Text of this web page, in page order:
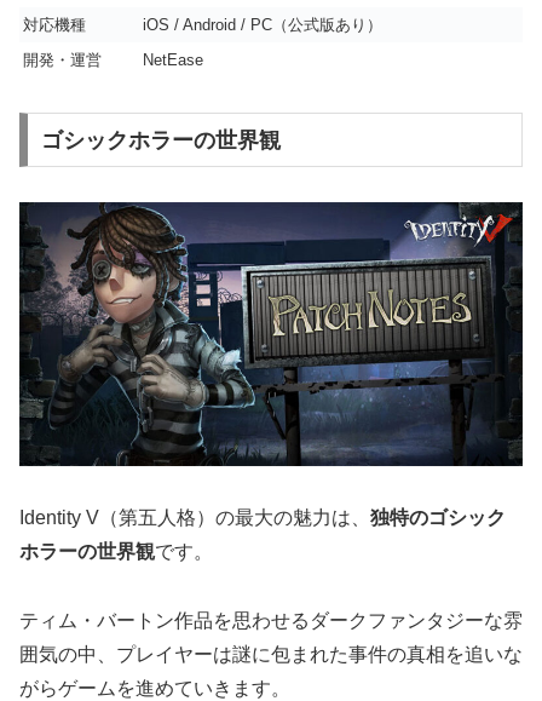
対応機種
iOS / Android / PC（公式版あり）
開発・運営
NetEase
ゴシックホラーの世界観
Identity V（第五人格）の最大の魅力は、 独特のゴシック
ホラーの世界観です。
ティム・バートン作品を思わせるダークファンタジーな雰
囲気の中、プレイヤーは謎に包まれた事件の真相を追いな
がらゲームを進めていきます。